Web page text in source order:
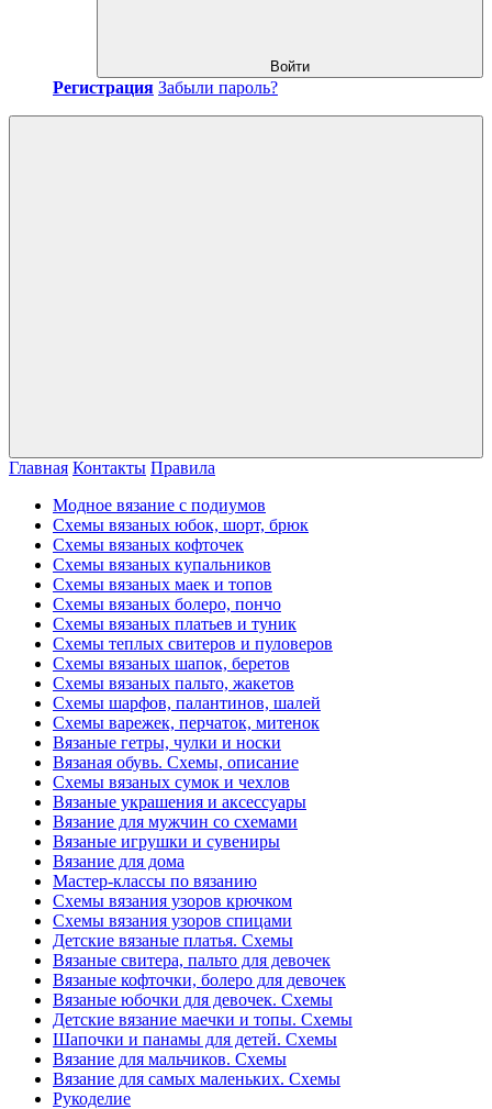
Войти
Регистрация Забыли пароль?
Главная Контакты Правила
Модное вязание с подиумов
Схемы вязаных юбок, шорт, брюк
Схемы вязаных кофточек
Схемы вязаных купальников
Схемы вязаных маек и топов
Схемы вязаных болеро, пончо
Схемы вязаных платьев и туник
Схемы теплых свитеров и пуловеров
Схемы вязаных шапок, беретов
Схемы вязаных пальто, жакетов
Схемы шарфов, палантинов, шалей
Схемы варежек, перчаток, митенок
Вязаные гетры, чулки и носки
Вязаная обувь. Схемы, описание
Схемы вязаных сумок и чехлов
Вязаные украшения и аксессуары
Вязание для мужчин со схемами
Вязаные игрушки и сувениры
Вязание для дома
Мастер-классы по вязанию
Схемы вязания узоров крючком
Схемы вязания узоров спицами
Детские вязаные платья. Схемы
Вязаные свитера, пальто для девочек
Вязаные кофточки, болеро для девочек
Вязаные юбочки для девочек. Схемы
Детские вязание маечки и топы. Схемы
Шапочки и панамы для детей. Схемы
Вязание для мальчиков. Схемы
Вязание для самых маленьких. Схемы
Рукоделие